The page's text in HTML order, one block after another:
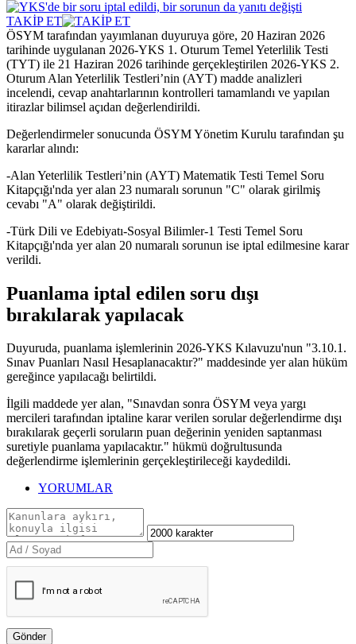
TAKİP ET
ÖSYM tarafından yayımlanan duyuruya göre, 20 Haziran 2026
tarihinde uygulanan 2026-YKS 1. Oturum Temel Yeterlilik Testi
(TYT) ile 21 Haziran 2026 tarihinde gerçekleştirilen 2026-YKS 2.
Oturum Alan Yeterlilik Testleri’nin (AYT) madde analizleri
incelendi, cevap anahtarlarının kontrolleri tamamlandı ve yapılan
itirazlar bilimsel açıdan değerlendirildi.
Değerlendirmeler sonucunda ÖSYM Yönetim Kurulu tarafından şu
kararlar alındı:
-Alan Yeterlilik Testleri’nin (AYT) Matematik Testi Temel Soru
Kitapçığı'nda yer alan 23 numaralı sorunun "C" olarak girilmiş
cevabı "A" olarak değiştirildi.
-Türk Dili ve Edebiyatı-Sosyal Bilimler-1 Testi Temel Soru
Kitapçığı'nda yer alan 20 numaralı sorunun ise iptal edilmesine karar
verildi.
Puanlama iptal edilen soru dışı
bırakılarak yapılacak
Duyuruda, puanlama işlemlerinin 2026-YKS Kılavuzu'nun "3.10.1.
Sınav Puanları Nasıl Hesaplanacaktır?" maddesinde yer alan hüküm
gereğince yapılacağı belirtildi.
İlgili maddede yer alan, "Sınavdan sonra ÖSYM veya yargı
mercileri tarafından iptaline karar verilen sorular değerlendirme dışı
bırakılarak geçerli soruların puan değerinin yeniden saptanması
suretiyle puanlama yapılacaktır." hükmü doğrultusunda
değerlendirme işlemlerinin gerçekleştirileceği kaydedildi.
YORUMLAR
Gönder